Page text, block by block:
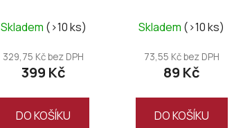
Skladem (>10 ks)
329,75 Kč bez DPH
399 Kč
DO KOŠÍKU
Skladem (>10 ks)
73,55 Kč bez DPH
89 Kč
DO KOŠÍKU